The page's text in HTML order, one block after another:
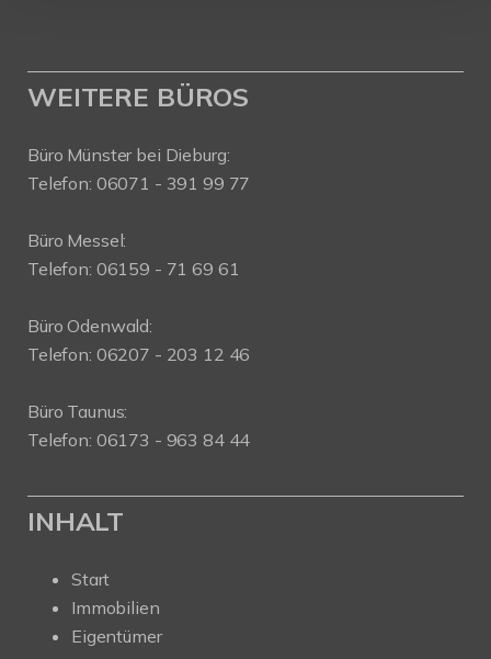
WEITERE BÜROS
Büro Münster bei Dieburg:
Telefon: 06071 - 391 99 77
Büro Messel:
Telefon: 06159 - 71 69 61
Büro Odenwald:
Telefon: 06207 - 203 12 46
Büro Taunus:
Telefon: 06173 - 963 84 44
INHALT
Start
Immobilien
Eigentümer